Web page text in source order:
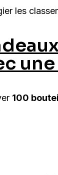
les
100